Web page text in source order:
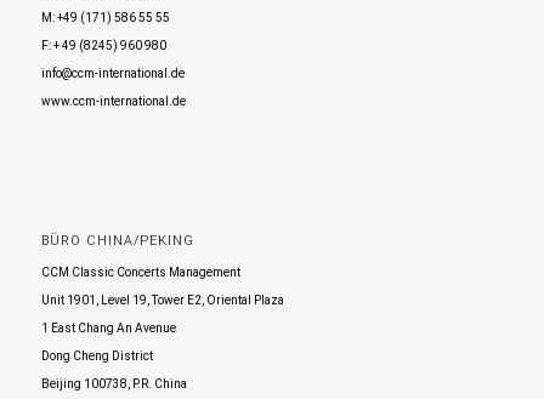
M: +49 (171) 586 55 55
F: + 49 (8245) 960 980
info@ccm-international.de
www.ccm-international.de
BÜRO CHINA/PEKING
CCM Classic Concerts Management
Unit 1901, Level 19, Tower E2, Oriental Plaza
1 East Chang An Avenue
Dong Cheng District
Beijing 100738, P.R. China